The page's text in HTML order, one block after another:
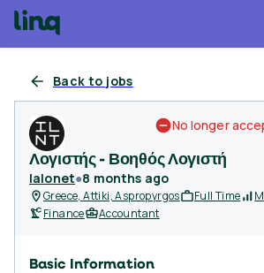
Back to jobs
Λογιστής - Βοηθός Λογιστή
Ialonet●8 months ago
No longer
Greece, Attiki, Aspropyrgos Full Time
Finance
Accountant
Basic Information